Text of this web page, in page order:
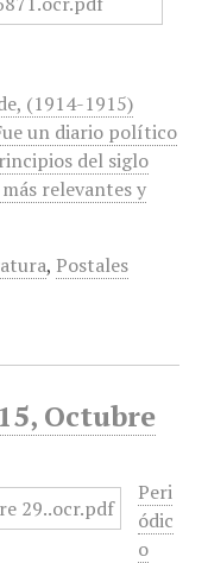
(1914-1915)
un diario político
del siglo
relevantes y
, Postales
Octubre
Peri
ódic
o